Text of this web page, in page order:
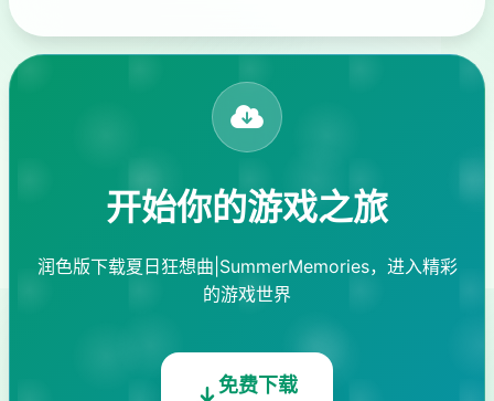
开始你的游戏之旅
润色版下载夏日狂想曲|SummerMemories，进入精彩
的游戏世界
免费下载